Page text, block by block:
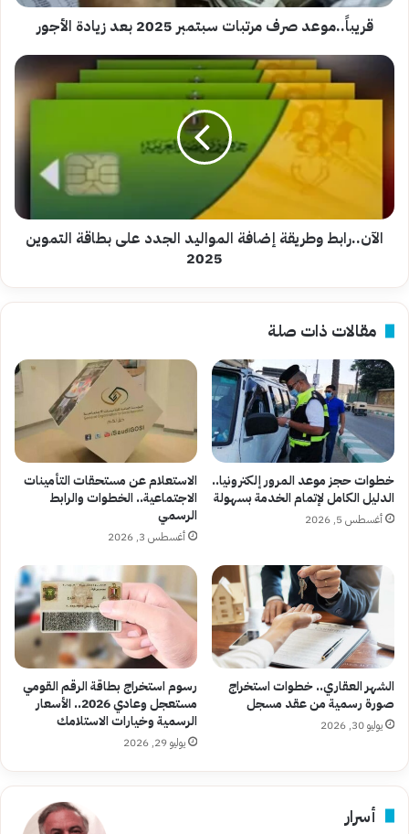
قريباً..موعد صرف مرتبات سبتمبر 2025 بعد زيادة الأجور
الآن..رابط
وطريقة
إضافة
المواليد
بطاقة
2025
الآن..رابط وطريقة إضافة المواليد الجدد على بطاقة التموين
2025
مقالات ذات صلة
خطوات حجز موعد المرور إلكترونيا..
الدليل الكامل لإتمام الخدمة بسهولة
أغسطس 5, 2026
الاستعلام عن مستحقات التأمينات
الاجتماعية.. الخطوات والرابط
الرسمي
أغسطس 3, 2026
الشهر العقاري.. خطوات استخراج
صورة رسمية من عقد مسجل
يوليو 30, 2026
رسوم استخراج بطاقة الرقم القومي
مستعجل وعادي 2026.. الأسعار
الرسمية وخيارات الاستلامك
يوليو 29, 2026
أسرار